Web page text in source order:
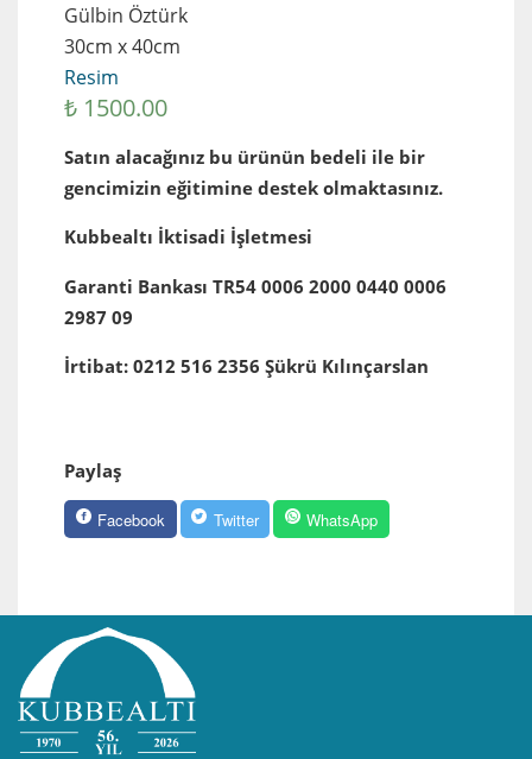
Gülbin Öztürk
30cm x 40cm
Resim
₺ 1500.00
Satın alacağınız bu ürünün bedeli ile bir
gencimizin eğitimine destek olmaktasınız.
Kubbealtı İktisadi İşletmesi
Garanti Bankası TR54 0006 2000 0440 0006
2987 09
İrtibat: 0212 516 2356 Şükrü Kılınçarslan
Paylaş
Facebook Twitter WhatsApp